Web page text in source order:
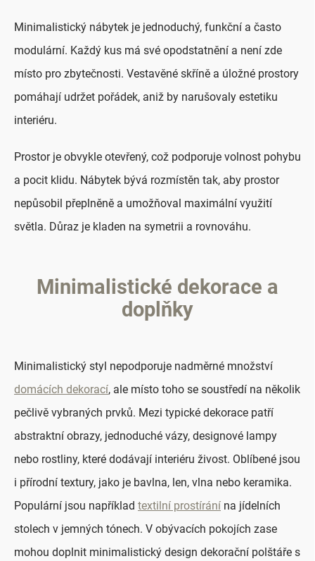
Minimalistický nábytek je jednoduchý, funkční a často
modulární. Každý kus má své opodstatnění a není zde
místo pro zbytečnosti. Vestavěné skříně a úložné prostory
pomáhají udržet pořádek, aniž by narušovaly estetiku
interiéru.
Prostor je obvykle otevřený, což podporuje volnost pohybu
a pocit klidu. Nábytek bývá rozmístěn tak, aby prostor
nepůsobil přeplněně a umožňoval maximální využití
světla. Důraz je kladen na symetrii a rovnováhu.
Minimalistické dekorace a
doplňky
Minimalistický styl nepodporuje nadměrné množství
domácích dekorací, ale místo toho se soustředí na několik
pečlivě vybraných prvků. Mezi typické dekorace patří
abstraktní obrazy, jednoduché vázy, designové lampy
nebo rostliny, které dodávají interiéru živost. Oblíbené jsou
i přírodní textury, jako je bavlna, len, vlna nebo keramika.
Populární jsou například textilní prostírání na jídelních
stolech v jemných tónech. V obývacích pokojích zase
mohou doplnit minimalistický design dekorační polštáře s